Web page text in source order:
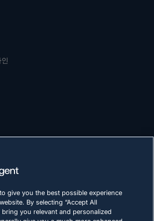
give you the best possible experience
By selecting “Accept All
bring you relevant and personalized